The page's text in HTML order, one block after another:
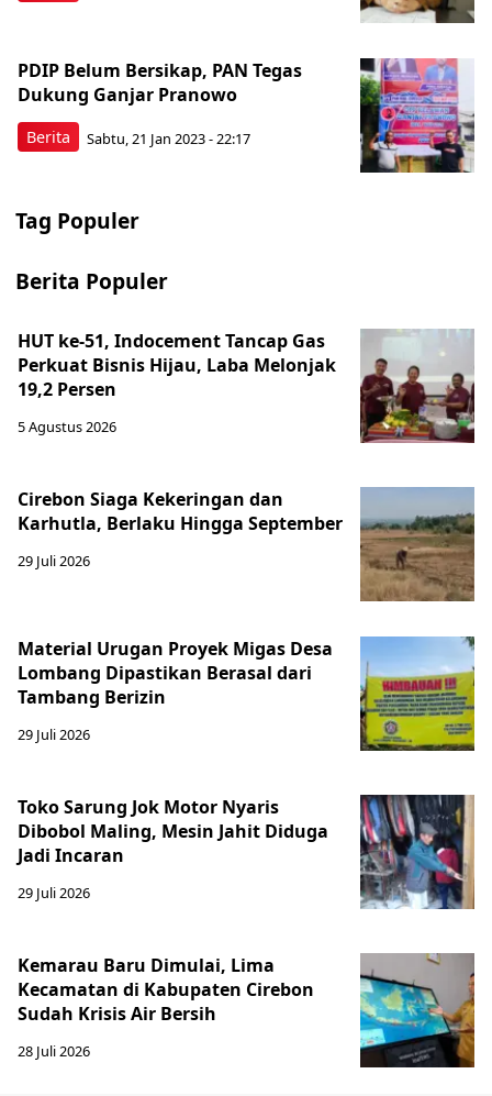
Berita
PDIP Belum Bersikap, PAN Tegas
Dukung Ganjar Pranowo
Sabtu, 21 Jan 2023 - 22:17
Tag Populer
Berita Populer
HUT ke-51, Indocement Tancap Gas
Perkuat Bisnis Hijau, Laba Melonjak
19,2 Persen
5 Agustus 2026
Cirebon Siaga Kekeringan dan
Karhutla, Berlaku Hingga September
29 Juli 2026
Material Urugan Proyek Migas Desa
Lombang Dipastikan Berasal dari
Tambang Berizin
29 Juli 2026
Toko Sarung Jok Motor Nyaris
Dibobol Maling, Mesin Jahit Diduga
Jadi Incaran
29 Juli 2026
Kemarau Baru Dimulai, Lima
Kecamatan di Kabupaten Cirebon
Sudah Krisis Air Bersih
28 Juli 2026